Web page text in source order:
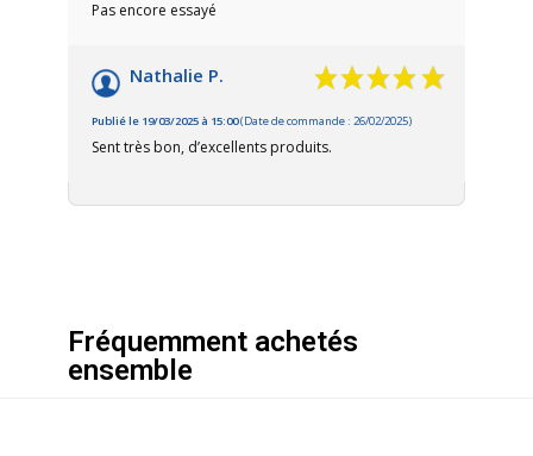
Pas encore essayé
Nathalie P.
Publié le 19/03/2025 à 15:00(Date de commande : 26/02/2025)
Sent très bon, d’excellents produits.
Fréquemment achetés
ensemble